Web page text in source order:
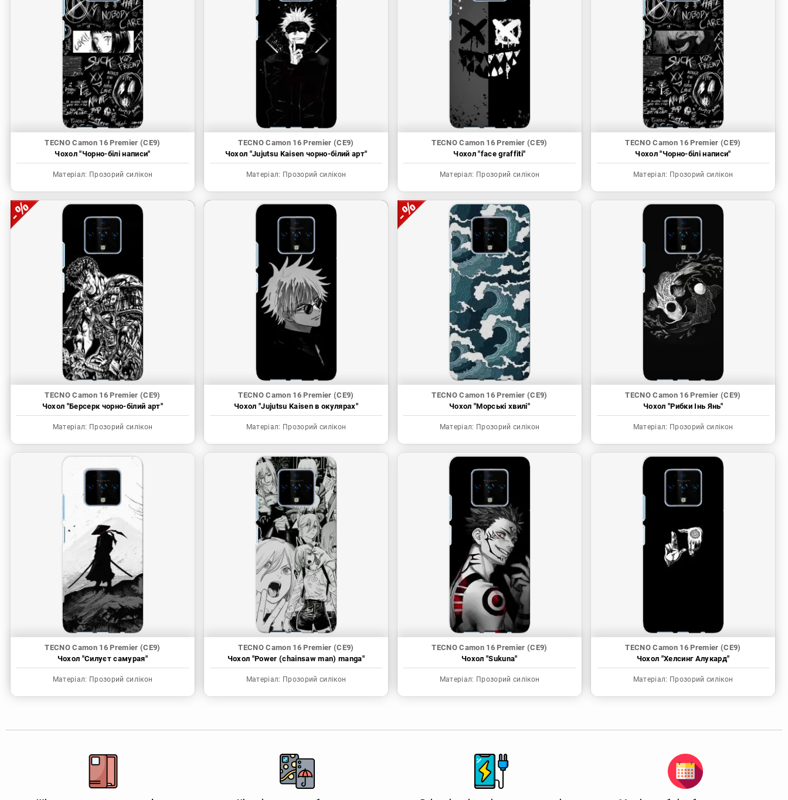
TECNO Camon 16 Premier (CE9)
Чохол "Чорно-білі написи"
Матеріал: Прозорий силікон
TECNO Camon 16 Premier (CE9)
Чохол "Jujutsu Kaisen чорно-білий арт"
Матеріал: Прозорий силікон
TECNO Camon 16 Premier (CE9)
Чохол "face graffiti"
Матеріал: Прозорий силікон
TECNO Camon 16 Premier (CE9)
Чохол "Чорно-білі написи"
Матеріал: Прозорий силікон
TECNO Camon 16 Premier (CE9)
Чохол "Берсерк чорно-білий арт"
Матеріал: Прозорий силікон
TECNO Camon 16 Premier (CE9)
Чохол "Jujutsu Kaisen в окулярах"
Матеріал: Прозорий силікон
TECNO Camon 16 Premier (CE9)
Чохол "Морські хвилі"
Матеріал: Прозорий силікон
TECNO Camon 16 Premier (CE9)
Чохол "Рибки Інь Янь"
Матеріал: Прозорий силікон
TECNO Camon 16 Premier (CE9)
Чохол "Силуєт самурая"
Матеріал: Прозорий силікон
TECNO Camon 16 Premier (CE9)
Чохол "Power (chainsaw man) manga"
Матеріал: Прозорий силікон
TECNO Camon 16 Premier (CE9)
Чохол "Sukuna"
Матеріал: Прозорий силікон
TECNO Camon 16 Premier (CE9)
Чохол "Хелсинг Алукард"
Матеріал: Прозорий силікон